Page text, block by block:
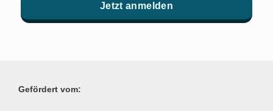
Jetzt anmelden
Gefördert vom: